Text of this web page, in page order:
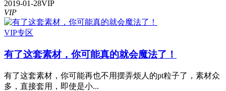
2019-01-28VIP
VIP
VIP专区
有了这套素材，你可能真的就会魔法了！
有了这套素材，你可能再也不用摆弄烦人的pt粒子了，素材众
多，直接套用，即使是小...